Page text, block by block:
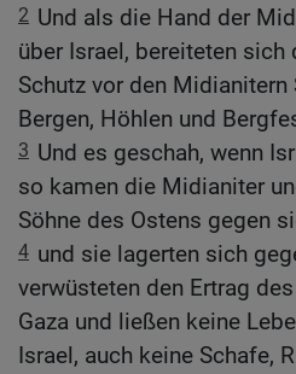
2 Und als die Hand der
über Israel, bereiteten sich
Schutz vor den
Bergen, Höhlen und
3 Und es geschah, wenn
so kamen die Midianiter
Söhne des Ostens gegen
4 und sie lagerten sich
verwüsteten den Ertrag
Gaza und ließen keine
Israel, auch keine Schafe,